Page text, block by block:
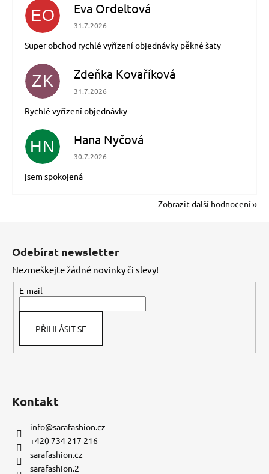
EO Eva Ordeltová
Hodnocení obchodu je 5 z 5 hvězdiček.
31.7.2026
Super obchod rychlé vyřízení objednávky pěkné šaty
ZK Zdeňka Kovaříková
Hodnocení obchodu je 5 z 5 hvězdiček.
31.7.2026
Rychlé vyřízení objednávky
HN Hana Nyčová
Hodnocení obchodu je 5 z 5 hvězdiček.
30.7.2026
jsem spokojená
Zobrazit další hodnocení
Odebírat newsletter
Nezmeškejte žádné novinky či slevy!
E-mail
PŘIHLÁSIT SE
Kontakt
info@sarafashion.cz
+420 734 217 216
sarafashion.cz
sarafashion.2